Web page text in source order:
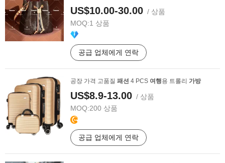
US$10.00-30.00 / 상품
MOQ:1 상품
공급 업체에게 연락
공장 가격 고품질 패션 4 PCS 여행용 트롤리 가방
US$8.9-13.00 / 상품
MOQ:200 상품
공급 업체에게 연락